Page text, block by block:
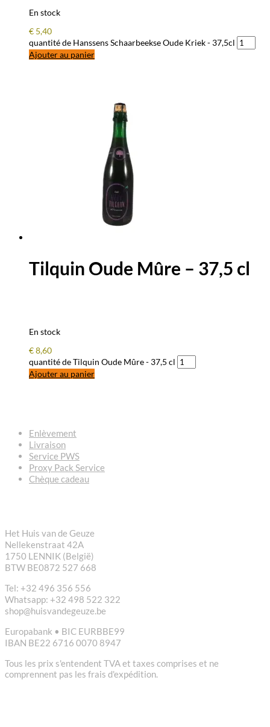
En stock
€ 5,40
quantité de Hanssens Schaarbeekse Oude Kriek - 37,5cl
Ajouter au panier
Tilquin Oude Mûre – 37,5 cl
En stock
€8,60
quantité de Tilquin Oude Mûre - 37,5 cl
Ajouter au panier
Enlèvement
Livraison
Service PWS
Proxy Pack Service
Chèque cadeau
Het Huis van de Geuze
Nellekenstraat 42A
1750 LENNIK (België)
BTW BE0872 527 668
Tel: +32 496 356 556
Whatsapp: +32 498 522 322
shop@huisvandegeuze.be
Europabank • BIC EURBBE99
IBAN BE22 6716 0070 8947
Tous les prix s'entendent TVA et taxes comprises et ne
comprennent pas les frais d'expédition.